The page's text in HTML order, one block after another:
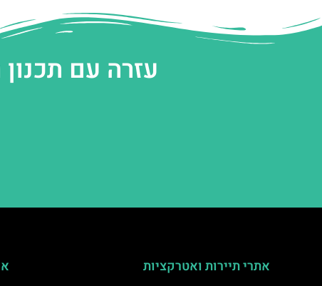
עזרה עם
אתרי תיירות ואטרקציות